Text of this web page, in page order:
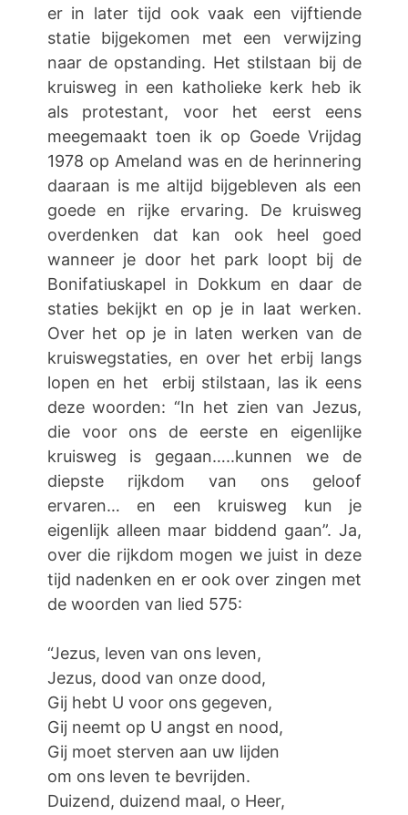
er in later tijd ook vaak een vijftiende
statie bijgekomen met een verwijzing
naar de opstanding. Het stilstaan bij de
kruisweg in een katholieke kerk heb ik
als protestant, voor het eerst eens
meegemaakt toen ik op Goede Vrijdag
1978 op Ameland was en de herinnering
daaraan is me altijd bijgebleven als een
goede en rijke ervaring. De kruisweg
overdenken dat kan ook heel goed
wanneer je door het park loopt bij de
Bonifatiuskapel in Dokkum en daar de
staties bekijkt en op je in laat werken.
Over het op je in laten werken van de
kruiswegstaties, en over het erbij langs
lopen en het erbij stilstaan, las ik eens
deze woorden: “In het zien van Jezus,
die voor ons de eerste en eigenlijke
kruisweg is gegaan…..kunnen we de
diepste rijkdom van ons geloof
ervaren… en een kruisweg kun je
eigenlijk alleen maar biddend gaan”. Ja,
over die rijkdom mogen we juist in deze
tijd nadenken en er ook over zingen met
de woorden van lied 575:
“Jezus, leven van ons leven,
Jezus, dood van onze dood,
Gij hebt U voor ons gegeven,
Gij neemt op U angst en nood,
Gij moet sterven aan uw lijden
om ons leven te bevrijden.
Duizend, duizend maal, o Heer,